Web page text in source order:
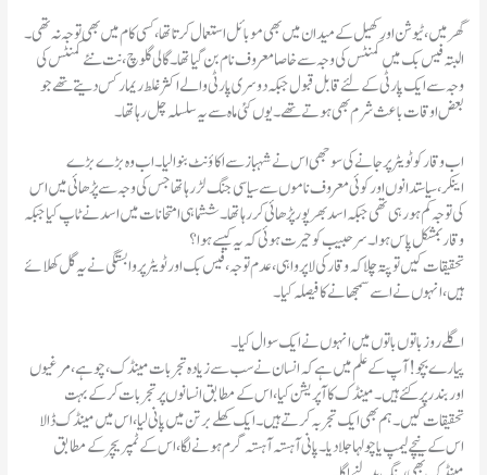
گھر میں،ٹیوشن اور کھیل کے میدان میں بھی موبائل استعمال کرتا تھا،کسی کام میں بھی توجہ نہ تھی۔
البتہ فیس بک میں کمنٹس کی وجہ سے خاصا معروف نام بن گیا تھا۔گالی گلوچ،نت نئے کمنٹس کی
وجہ سے ایک پارٹی کے لئے قابل قبول جبکہ دوسری پارٹی والے اکثر غلط ریمارکس دیتے تھے جو
بعض اوقات باعث شرم بھی ہوتے تھے۔یوں کئی ماہ سے یہ سلسلہ چل رہا تھا۔
اب وقار کو ٹویٹر پر جانے کی سوجھی اس نے شہباز سے اکاؤنٹ بنوا لیا۔اب وہ بڑے بڑے
اینکر،سیاستدانوں اور کوئی معروف ناموں سے سیاسی جنگ لڑ رہا تھا جس کی وجہ سے پڑھائی میں اس
کی توجہ کم ہو رہی تھی جبکہ اسد بھرپور پڑھائی کر رہا تھا۔ششماہی امتحانات میں اسد نے ٹاپ کیا جبکہ
وقار بمشکل پاس ہوا۔سر حبیب کو حیرت ہوئی کہ یہ کیسے ہوا؟
تحقیقات کیں تو پتہ چلا کہ وقار کی لاپرواہی،عدم توجہ،فیس بک اور ٹویٹر پر وابستگی نے یہ گل کھلائے
ہیں،انہوں نے اسے سمجھانے کا فیصلہ کیا۔
اگلے روز باتوں باتوں میں انہوں نے ایک سوال کیا۔
پیارے بچو!آپ کے علم میں ہے کہ انسان نے سب سے زیادہ تجربات مینڈک،چوہے،مرغیوں
اور بندر پر کئے ہیں۔مینڈک کا آپریشن کیا،اس کے مطابق انسانوں پر تجربات کر کے بہت
تحقیقات کیں۔ہم بھی ایک تجربہ کرتے ہیں۔ایک کھلے برتن میں پانی لیا،اس میں مینڈک ڈالا
اس کے نیچے لیمپ یا چولہا جلا دیا۔پانی آہستہ آہستہ گرم ہونے لگا،اس کے ٹمپریچر کے مطابق